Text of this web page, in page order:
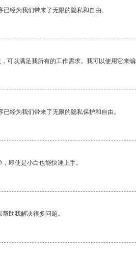
经为我们带来了无限的隐私和自由。
可以满足我所有的工作需求。我可以使用它来
经为我们带来了无限的隐私保护和自由。
即使是小白也能快速上手。
助我解决很多问题。